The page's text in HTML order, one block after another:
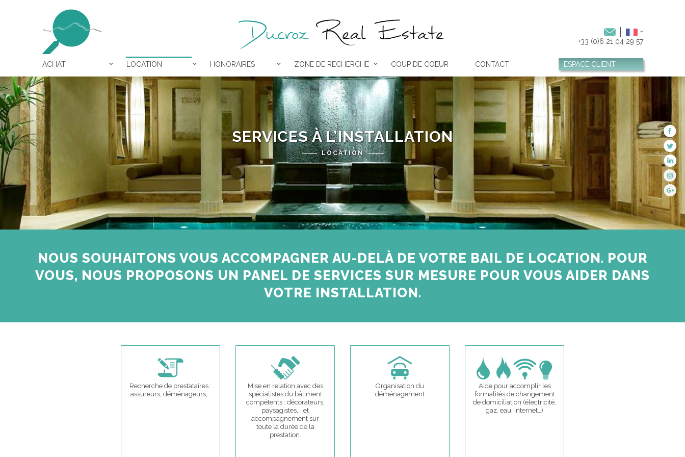
+33 (0)6 21 04 29 57
ACHAT LOCATION HONORAIRES ZONE DE RECHERCHE COUP DE COEUR CONTACT ESPACE CLIENT
SERVICES À L’INSTALLATION
LOCATION
NOUS SOUHAITONS VOUS ACCOMPAGNER AU-DELÀ DE VOTRE BAIL DE LOCATION. POUR
VOUS, NOUS PROPOSONS UN PANEL DE SERVICES SUR MESURE POUR VOUS AIDER DANS
VOTRE INSTALLATION.
Recherche de prestataires :
assureurs, déménageurs,…
Mise en relation avec des
spécialistes du bâtiment
compétents : décorateurs,
paysagistes,… et
accompagnement sur
toute la durée de la
prestation.
Organisation du
déménagement
Aide pour accomplir les
formalités de changement
de domiciliation (électricité,
gaz, eau, internet…)